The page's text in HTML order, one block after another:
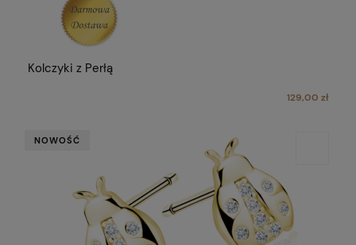
Kolczyki z Perłą
129,00 zł
NOWOŚĆ